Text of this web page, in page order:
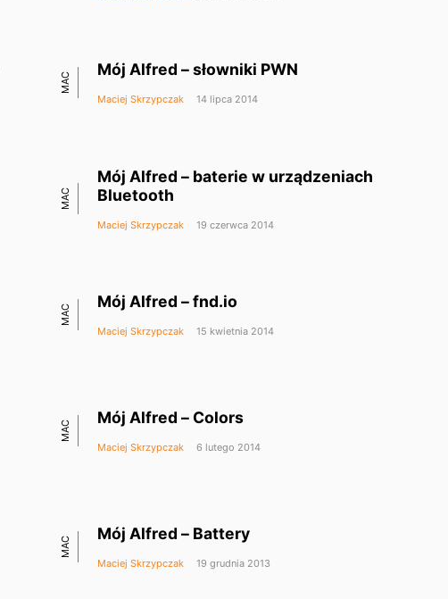
MAC
Mój Alfred – słowniki PWN
Maciej Skrzypczak 14 lipca 2014
MAC
Mój Alfred – baterie w urządzeniach
Bluetooth
Maciej Skrzypczak 19 czerwca 2014
MAC
Mój Alfred – fnd.io
Maciej Skrzypczak 15 kwietnia 2014
MAC
Mój Alfred – Colors
Maciej Skrzypczak 6 lutego 2014
MAC
Mój Alfred – Battery
Maciej Skrzypczak 19 grudnia 2013